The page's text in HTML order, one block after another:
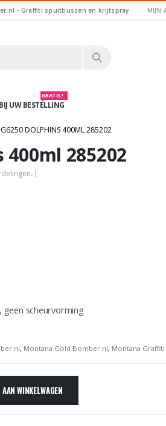
- Graffiti spuitbussen en krijtspray MIJN
BIJ UW BESTELLING
GRATIS !
G6250 DOLPHINS 400ML 285202
400ml 285202
)
scheurvorming
, Montana Gold Bomber.nl, Montana
WINKELWAGEN